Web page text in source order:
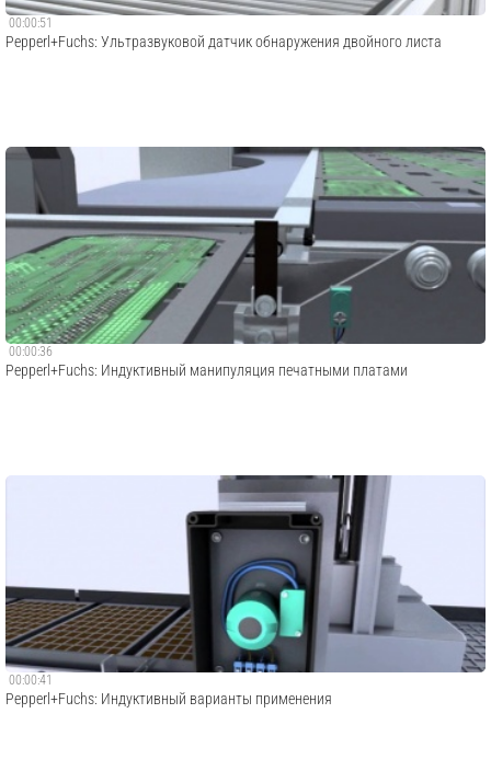
00:00:51
Pepperl+Fuchs: Ультразвуковой датчик обнаружения двойного листа
00:00:36
Pepperl+Fuchs: Индуктивный манипуляция печатными платами
00:00:41
Pepperl+Fuchs: Индуктивный варианты применения